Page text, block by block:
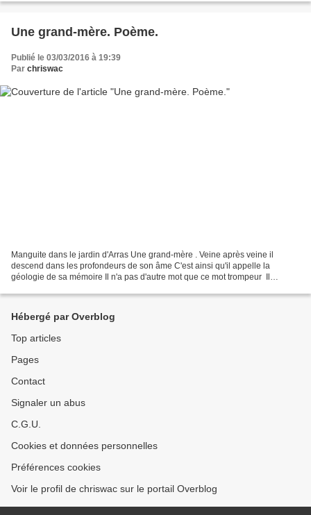
Une grand-mère. Poème.
Publié le 03/03/2016 à 19:39
Par chriswac
Manguite dans le jardin d'Arras Une grand-mère ​. Veine après veine il
descend dans les profondeurs de son âme C'est ainsi qu'il appelle la
géologie de sa mémoire Il n'a pas d'autre mot que ce mot trompeur ​​ Il
Hébergé par Overblog
Top articles
Pages
Contact
Signaler un abus
C.G.U.
Cookies et données personnelles
Préférences cookies
Voir le profil de chriswac sur le portail Overblog